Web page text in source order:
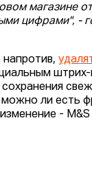
магазине
цифрами", -
напротив,
ли есть
-